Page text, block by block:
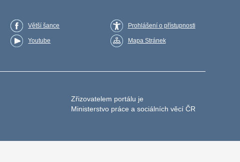
Větší šance
Youtube
Prohlášení o přístupnosti
Mapa Stránek
Zřizovatelem portálu je
Ministerstvo práce a sociálních věcí ČR